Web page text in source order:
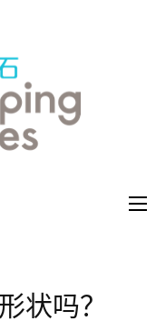
铺路
石
状吗？